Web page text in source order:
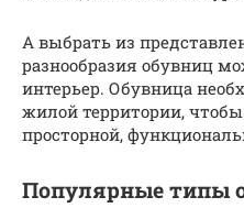
А выбрать из
разнообразия обувниц
интерьер. Обувница
жилой территории, чтобы
просторной,
Популярные типы